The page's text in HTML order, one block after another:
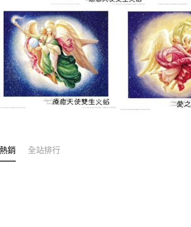
銷 全站排行